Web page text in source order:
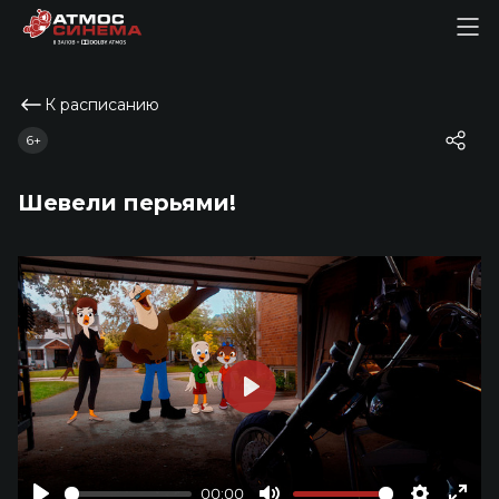
К расписанию
Шевели перьями!
6+
00:00
Play